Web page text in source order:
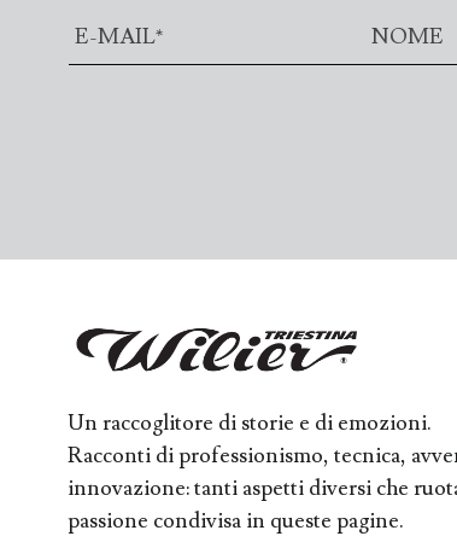
Un raccoglitore di storie e di emozioni.
Racconti di professionismo, tecnica,
innovazione: tanti aspetti diversi che
passione condivisa in queste pagine.